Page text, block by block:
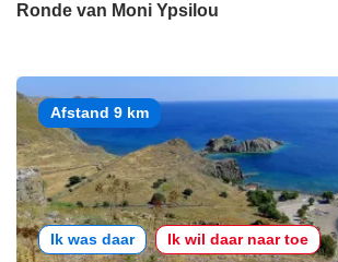
Ronde van Moni Ypsilou
Afstand 9 km
Ik was daar Ik wil daar naar toe